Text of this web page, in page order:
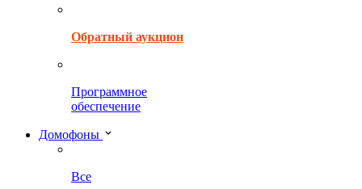
Обратный аукцион
Программное
обеспечение
Домофоны
Все